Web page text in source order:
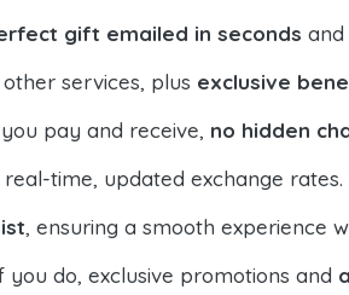
gift emailed in seconds
services, plus exclusive
pay and receive, no hidden
time, updated exchange rates.
, ensuring a smooth experience
do, exclusive promotions and